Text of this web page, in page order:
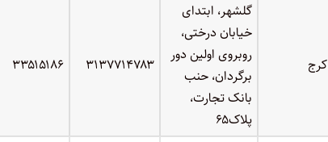
کرج
گلشهر، ابتدای
خیابان درختی،
روبروی اولین دور
برگردان، حنب
بانک تجارت،
پلاک۶۵
۳۱۳۷۷۱۴۷۸۳ ۳۳۵۱۵۱۸۶